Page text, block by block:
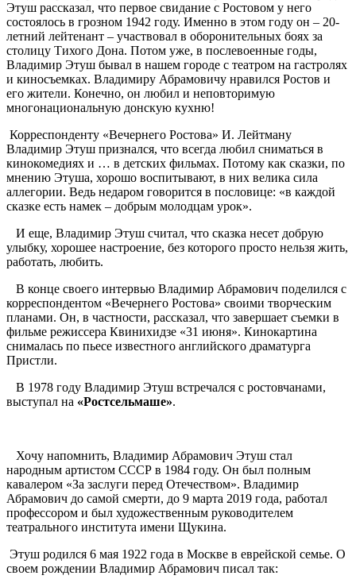
Этуш рассказал, что первое свидание с Ростовом у него
состоялось в грозном 1942 году. Именно в этом году он – 20-
летний лейтенант – участвовал в оборонительных боях за
столицу Тихого Дона. Потом уже, в послевоенные годы,
Владимир Этуш бывал в нашем городе с театром на гастролях
и киносъемках. Владимиру Абрамовичу нравился Ростов и
его жители. Конечно, он любил и неповторимую
многонациональную донскую кухню!
Корреспонденту «Вечернего Ростова» И. Лейтману
Владимир Этуш признался, что всегда любил сниматься в
кинокомедиях и … в детских фильмах. Потому как сказки, по
мнению Этуша, хорошо воспитывают, в них велика сила
аллегории. Ведь недаром говорится в пословице: «в каждой
сказке есть намек – добрым молодцам урок».
И еще, Владимир Этуш считал, что сказка несет добрую
улыбку, хорошее настроение, без которого просто нельзя жить,
работать, любить.
В конце своего интервью Владимир Абрамович поделился с
корреспондентом «Вечернего Ростова» своими творческим
планами. Он, в частности, рассказал, что завершает съемки в
фильме режиссера Квинихидзе «31 июня». Кинокартина
снималась по пьесе известного английского драматурга
Пристли.
В 1978 году Владимир Этуш встречался с ростовчанами,
выступал на «Ростсельмаше».
Хочу напомнить, Владимир Абрамович Этуш стал
народным артистом СССР в 1984 году. Он был полным
кавалером «За заслуги перед Отечеством». Владимир
Абрамович до самой смерти, до 9 марта 2019 года, работал
профессором и был художественным руководителем
театрального института имени Щукина.
Этуш родился 6 мая 1922 года в Москве в еврейской семье. О
своем рождении Владимир Абрамович писал так: